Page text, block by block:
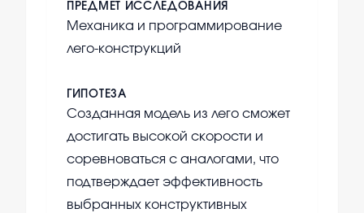
ПРЕДМЕТ ИССЛЕДОВАНИЯ
Механика и программирование
лего-конструкций
ГИПОТЕЗА
Созданная модель из лего сможет
достигать высокой скорости и
соревноваться с аналогами, что
подтверждает эффективность
выбранных конструктивных